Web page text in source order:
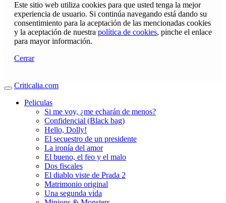
Este sitio web utiliza cookies para que usted tenga la mejor
experiencia de usuario. Si continúa navegando está dando su
consentimiento para la aceptación de las mencionadas cookies
y la aceptación de nuestra política de cookies, pinche el enlace
para mayor información.
Cerrar
Criticalia.com
Peliculas
Si me voy, ¿me echarán de menos?
Confidencial (Black bag)
Hello, Dolly!
El secuestro de un presidente
La ironía del amor
El bueno, el feo y el malo
Dos fiscales
El diablo viste de Prada 2
Matrimonio original
Una segunda vida